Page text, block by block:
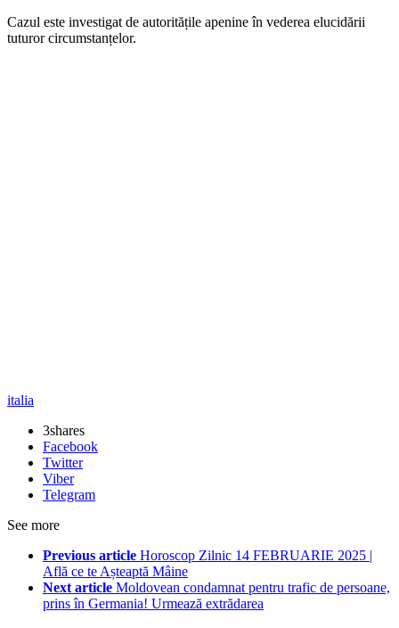
Cazul este investigat de autoritățile apenine în vederea elucidării
tuturor circumstanțelor.
italia
3shares
Facebook
Twitter
Viber
Telegram
See more
Previous article Horoscop Zilnic 14 FEBRUARIE 2025 |
Află ce te Așteaptă Mâine
Next article Moldovean condamnat pentru trafic de persoane,
prins în Germania! Urmează extrădarea